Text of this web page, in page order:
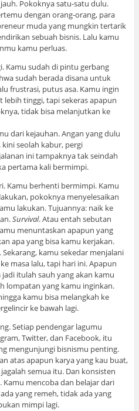
Pokoknya satu-satu dulu.
dengan orang-orang, para
muda yang mungkin tertarik
sebuah bisnis. Lalu kamu
kamu perluas.
Kamu sudah di pintu gerbang
sudah berada disana untuk
frustrasi, putus asa. Kamu ingin
tinggi, tapi sekeras apapun
tidak bisa melanjutkan ke
dari kejauhan. Angan yang dulu
seolah kabur, pergi
ini tampaknya tak seindah
pertama kali bermimpi.
Kamu berhenti bermimpi. Kamu
pokoknya menyelesaikan
lakukan. Tujuannya: naik ke
Survival. Atau entah sebutan
menuntaskan apapun yang
apa yang bisa kamu kerjakan.
kamu sekedar menjalani
masa lalu, tapi hari ini. Apapun
itulah sauh yang akan kamu
lompatan yang kamu inginkan.
kamu bisa melangkah ke
ke bawah lagi.
Setiap pendengar lagumu
Twitter, dan Facebook, itu
mengunjungi bisnismu penting.
atas apapun karya yang kau buat,
semua itu. Dan konsisten
mencoba dan belajar dari
yang remeh, tidak ada yang
mimpi lagi.